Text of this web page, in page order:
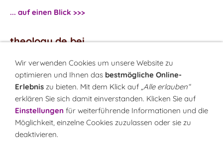
... auf einen Blick >>>
theology.de bei
...Facebook
...Twitter
Monatsrätsel
Rätseln & Gewinnen!
Wir verwenden Cookies um unsere Website zu
optimieren und Ihnen das bestmögliche Online-
Erlebnis zu bieten. Mit dem Klick auf „Alle erlauben“
erklären Sie sich damit einverstanden. Klicken Sie auf
Einstellungen für weiterführende Informationen und die
Möglichkeit, einzelne Cookies zuzulassen oder sie zu
deaktivieren.